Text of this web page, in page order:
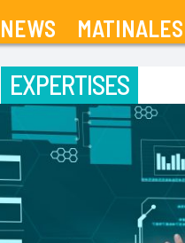
NEWS MATINALES
EXPERTISES